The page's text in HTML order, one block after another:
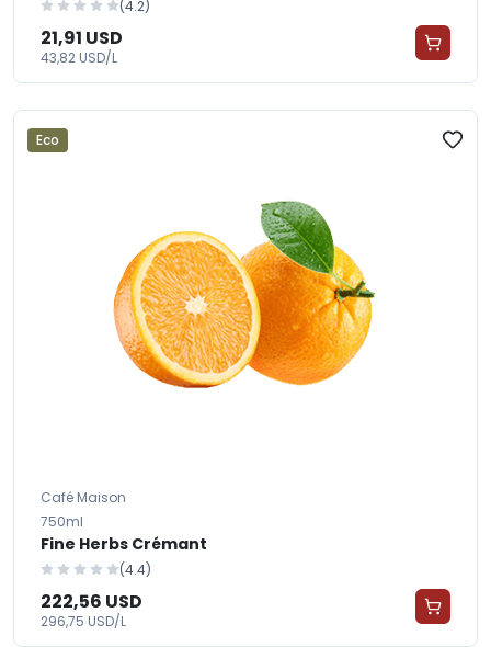
(4.2)
21,91 USD
43,82 USD/L
Eco
Café Maison
750ml
Fine Herbs Crémant
(4.4)
222,56 USD
296,75 USD/L